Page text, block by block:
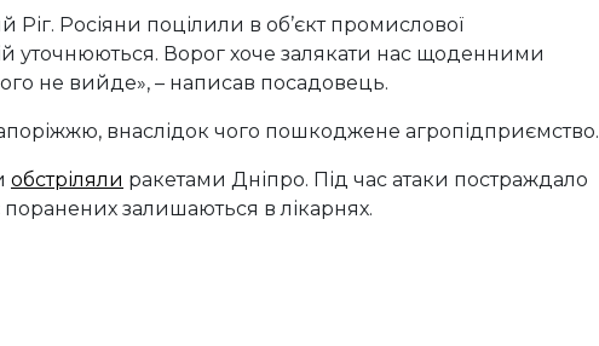
Ріг. Росіяни поцілили в об’єкт промислової
уточнюються. Ворог хоче залякати нас щоденними
не вийде», – написав посадовець.
внаслідок чого пошкоджене агропідприємство.
обстріляли ракетами Дніпро. Під час атаки постраждало
залишаються в лікарнях.